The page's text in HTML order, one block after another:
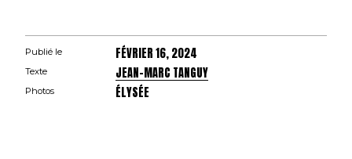
Publié le FÉVRIER 16, 2024
Texte JEAN-MARC TANGUY
Photos ÉLYSÉE